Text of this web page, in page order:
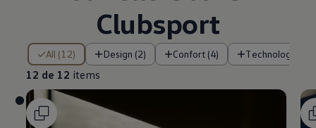
Clubsport
All (12) Design (2) Confort (4) Technologie (4)
12 de 12 items
12 de 12 items